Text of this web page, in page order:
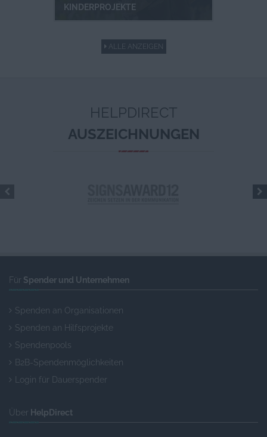
KINDERPROJEKTE
ALLE ANZEIGEN
HELPDIRECT
AUSZEICHNUNGEN
Für Spender und Unternehmen
Spenden an Organisationen
Spenden an Hilfsprojekte
Spendenpools
B2B-Spendenmöglichkeiten
Login für Dauerspender
Über HelpDirect